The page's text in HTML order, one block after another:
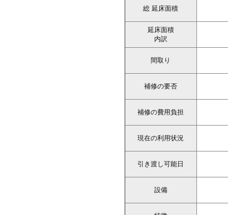
総 延床面積
延床面積
内訳
間取り
補修の要否
補修の費用負担
現在の利用状況
引き渡し可能日
設備